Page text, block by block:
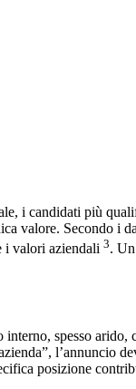
i candidati più
valore. Secondo i
i valori aziendali 3.
spesso arido,
l’annuncio
posizione